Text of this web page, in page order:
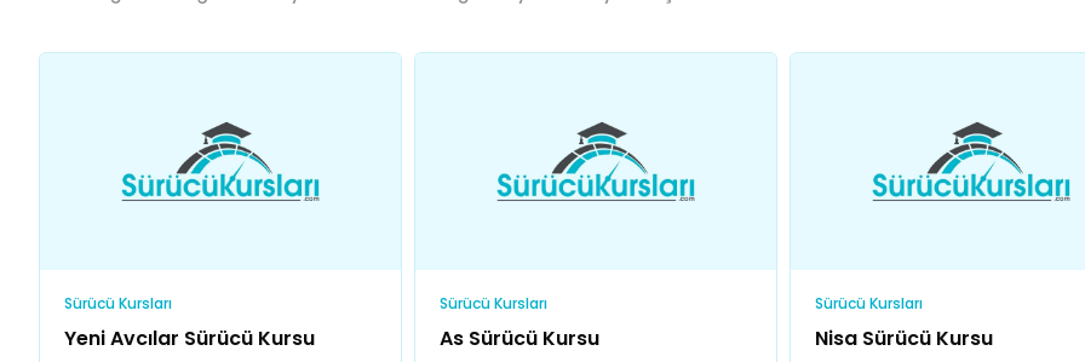
Sürücü Kursları
Yeni Avcılar Sürücü Kursu
Sürücü Kursları
As Sürücü Kursu
Sürücü Kursları
Nisa Sürücü Kursu